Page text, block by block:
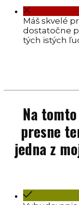
Máš skvelé
dostatočne
tých istých
Na
presne
jedna z